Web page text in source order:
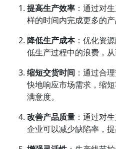
提高生产效率 ：通过对
样的时间内完成更多的
降低生产成本：优化资
低生产过程中的浪费，从
缩短交货时间 ：通过合
快地响应市场需求，缩
满意度。
改善产品质量 ：通过对
企业可以减少缺陷率，提